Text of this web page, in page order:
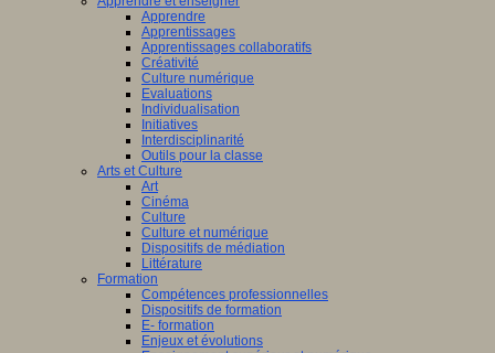
Apprendre
Apprentissages
Apprentissages collaboratifs
Créativité
Culture numérique
Evaluations
Individualisation
Initiatives
Interdisciplinarité
Outils pour la classe
Arts et Culture
Art
Cinéma
Culture
Culture et numérique
Dispositifs de médiation
Littérature
Formation
Compétences professionnelles
Dispositifs de formation
E- formation
Enjeux et évolutions